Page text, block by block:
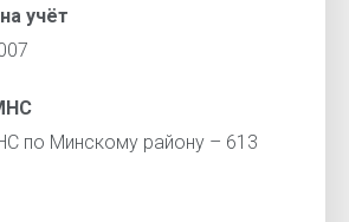
учёт
по Минскому району – 613